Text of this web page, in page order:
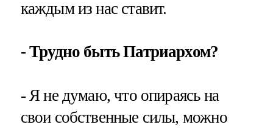
каждым из нас ставит.
- Трудно быть Патриархом?
- Я не думаю, что опираясь на
свои собственные силы, можно